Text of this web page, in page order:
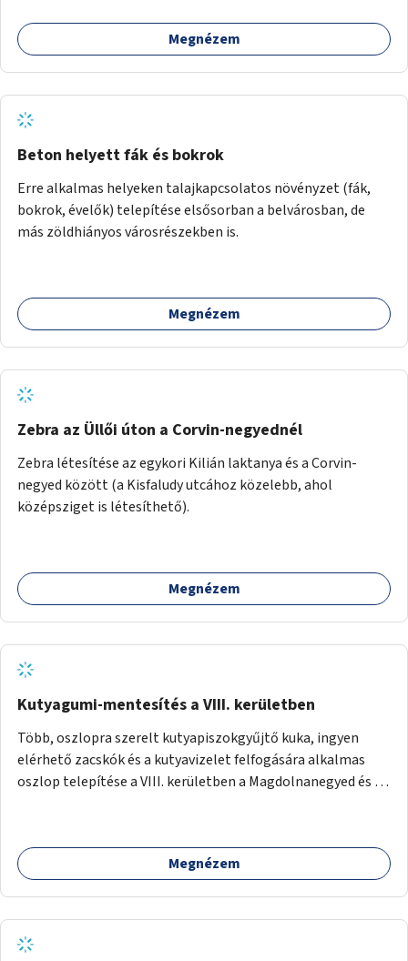
Megnézem
Beton helyett fák és bokrok
Erre alkalmas helyeken talajkapcsolatos növényzet (fák,
bokrok, évelők) telepítése elsősorban a belvárosban, de
más zöldhiányos városrészekben is.
Megnézem
Zebra az Üllői úton a Corvin-negyednél
Zebra létesítése az egykori Kilián laktanya és a Corvin-
negyed között (a Kisfaludy utcához közelebb, ahol
középsziget is létesíthető).
Megnézem
Kutyagumi-mentesítés a VIII. kerületben
Több, oszlopra szerelt kutyapiszokgyűjtő kuka, ingyen
elérhető zacskók és a kutyavizelet felfogására alkalmas
oszlop telepítése a VIII. kerületben a Magdolnanegyed és a
Megnézem